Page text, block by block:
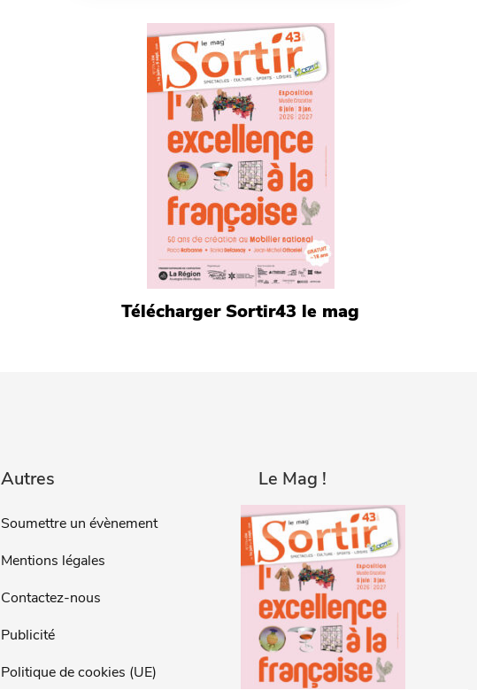
Télécharger Sortir43 le mag
Autres
Soumettre un évènement
Mentions légales
Contactez-nous
Publicité
Politique de cookies (UE)
Le Mag !